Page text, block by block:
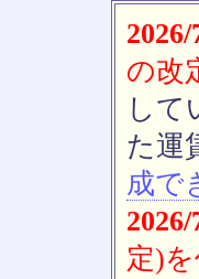
2026/
の改
して
た運
成で
2026/
定)